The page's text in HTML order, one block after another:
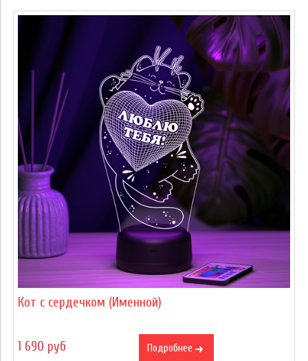
Кот с сердечком (Именной)
1 690 руб Подробнее